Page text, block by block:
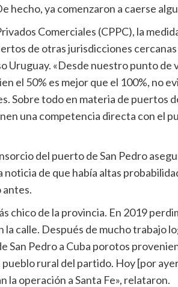
hecho, ya comenzaron a caerse
Comerciales (CPPC), la
de otras jurisdicciones
Uruguay. «Desde nuestro punto de
el 50% es mejor que el 100%, no
Sobre todo en materia de puertos
una competencia directa con el
del puerto de San Pedro
noticia de que había altas
chico de la provincia. En 2019
calle. Después de mucho trabajo
San Pedro a Cuba porotos
rural del partido. Hoy [por
la operación a Santa Fe», relataron.